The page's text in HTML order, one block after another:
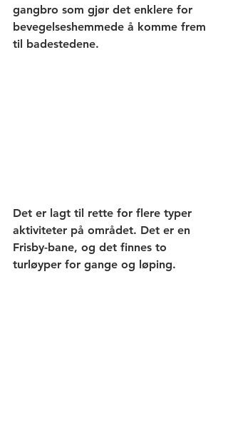
gangbro som gjør det enklere for
bevegelseshemmede å komme frem
til badestedene.
Det er lagt til rette for flere typer
aktiviteter på området. Det er en
Frisby-bane, og det finnes to
turløyper for gange og løping.